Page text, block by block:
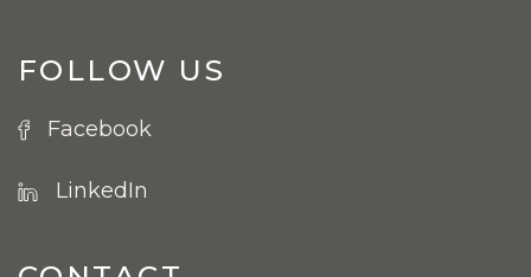
FOLLOW US
Facebook
LinkedIn